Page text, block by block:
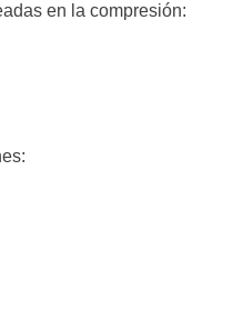
en la compresión: